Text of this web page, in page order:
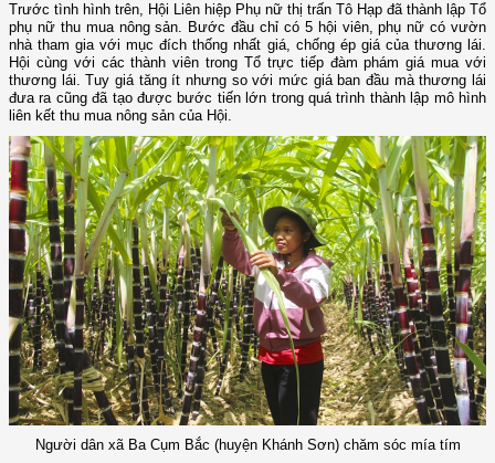
Trước tình hình trên, Hội Liên hiệp Phụ nữ thị trấn Tô Hạp đã thành lập Tổ
phụ nữ thu mua nông sản. Bước đầu chỉ có 5 hội viên, phụ nữ có vườn
nhà tham gia với mục đích thống nhất giá, chống ép giá của thương lái.
Hội cùng với các thành viên trong Tổ trực tiếp đàm phám giá mua với
thương lái. Tuy giá tăng ít nhưng so với mức giá ban đầu mà thương lái
đưa ra cũng đã tạo được bước tiến lớn trong quá trình thành lập mô hình
liên kết thu mua nông sản của Hội.
Người dân xã Ba Cụm Bắc (huyện Khánh Sơn) chăm sóc mía tím